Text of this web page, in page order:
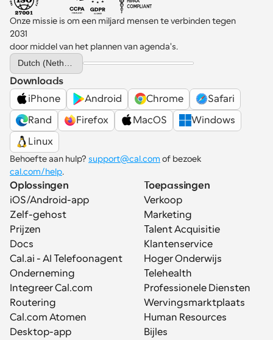
Onze missie is om een miljard mensen te verbinden tegen
2031
door middel van het plannen van agenda's.
Select Language
Dutch (Netherlands)
Downloads
iPhone
Android Chrome
Safari
Rand
Firefox MacOS
Windows
Linux
Behoefte aan hulp? support@cal.com
cal.com/help.
Oplossingen
iOS/Android-app
Zelf-gehost
Prijzen
Docs
Cal.ai - AI Telefoonagent
Onderneming
Integreer Cal.com
Routering
Cal.com Atomen
Desktop-app
Toepassingen
Verkoop
Marketing
Talent Acquisitie
Klantenservice
Hoger Onderwijs
Telehealth
Professionele Diensten
Wervingsmarktplaats
Human Resources
Bijles